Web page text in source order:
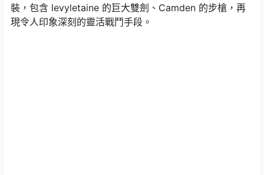
裝，包含 levyletaine 的巨大雙劍、Camden 的步槍，再
現令人印象深刻的靈活戰鬥手段。